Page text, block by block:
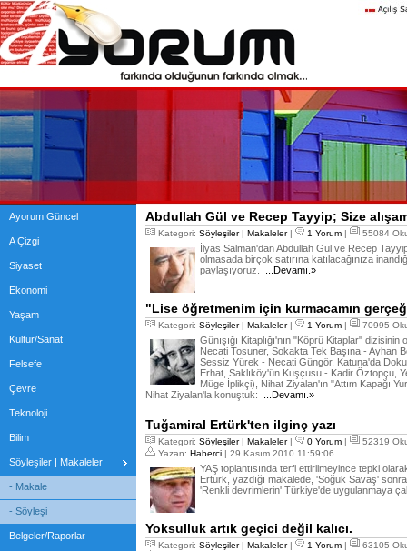
Ayorum Güncel
A Çizgi
Siyaset
Ekonomi
Yaşam
Kültür/Sanat
Felsefe
Çevre
Teknoloji
Bilim
Söyleşiler | Makaleler
- Makale
- Söyleşi
Belgeler/Raporlar
Abdullah Gül ve Recep Tayyip; Size
Kategori: Söyleşiler | Makaleler| 1 Yorum | 55084
İlyas Salman'dan Abdullah Gül ve Recep
olmasada birçok satırına katılacağınıza
paylaşıyoruz.
...Devamı.»
"Lise öğretmenim için kurmacamın
Kategori: Söyleşiler | Makaleler| 1 Yorum | 70995
Günışığı Kitaplığı'nın "Köprü Kitaplar"
Necati Tosuner, Sokakta Tek Başına - Ayhan
Sessiz Yürek - Necati Güngör, Katuna'da
Erhat, Saklıköy'ün Kuşçusu - Kadir Öztopçu,
Müge İplikçi), Nihat Ziyalan'ın "Attım Kapağı
Nihat Ziyalan'la konuştuk:
...Devamı.»
Tuğamiral Ertürk'ten ilginç yazı
Kategori: Söyleşiler | Makaleler| 0 Yorum |
52319
Yazan: Haberci | 29 Kasım 2010 11:59:06
YAŞ toplantısında terfi ettirilmeyince tepki
Ertürk, yazdığı makalede, 'Soğuk Savaş'
'Renkli devrimlerin' Türkiye'de uygulanmaya
Yoksulluk artık geçici değil kalıcı.
Kategori: Söyleşiler | Makaleler| 1 Yorum |
63105